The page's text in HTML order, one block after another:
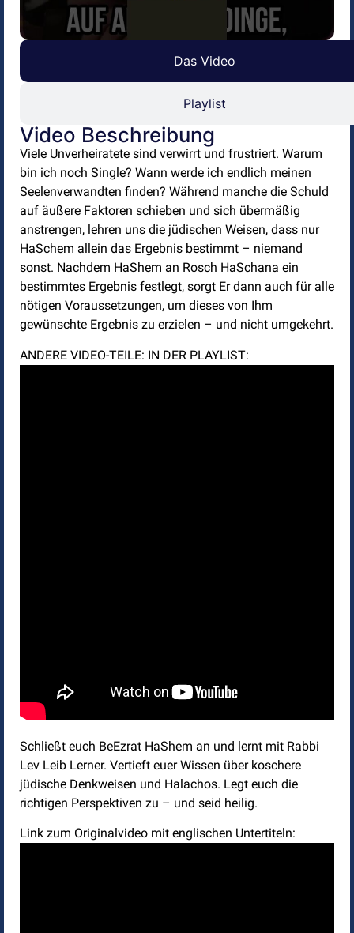
Das Video
Playlist
Video Beschreibung
Viele Unverheiratete sind verwirrt und frustriert. Warum
bin ich noch Single? Wann werde ich endlich meinen
Seelenverwandten finden? Während manche die Schuld
auf äußere Faktoren schieben und sich übermäßig
anstrengen, lehren uns die jüdischen Weisen, dass nur
HaSchem allein das Ergebnis bestimmt – niemand
sonst. Nachdem HaShem an Rosch HaSchana ein
bestimmtes Ergebnis festlegt, sorgt Er dann auch für alle
nötigen Voraussetzungen, um dieses von Ihm
gewünschte Ergebnis zu erzielen – und nicht umgekehrt.
ANDERE VIDEO-TEILE: IN DER PLAYLIST:
Schließt euch BeEzrat HaShem an und lernt mit Rabbi
Lev Leib Lerner. Vertieft euer Wissen über koschere
jüdische Denkweisen und Halachos. Legt euch die
richtigen Perspektiven zu – und seid heilig.
Link zum Originalvideo mit englischen Untertiteln: